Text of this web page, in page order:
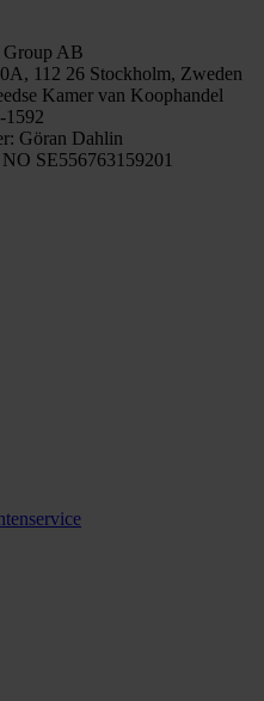
Group AB
112 26 Stockholm, Zweden
Kamer van Koophandel
1592
Göran Dahlin
SE556763159201